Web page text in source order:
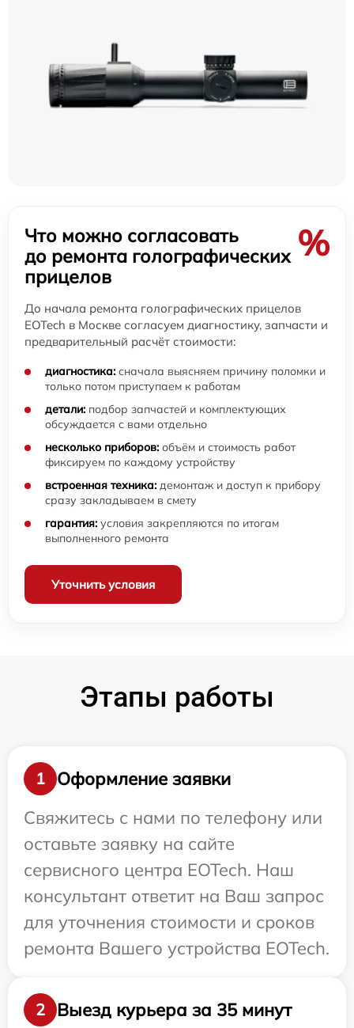
Что можно согласовать
до ремонта голографических
прицелов
%
До начала ремонта голографических прицелов
EOTech в Москве согласуем диагностику, запчасти и
предварительный расчёт стоимости:
диагностика: сначала выясняем причину поломки и
только потом приступаем к работам
детали: подбор запчастей и комплектующих
обсуждается с вами отдельно
несколько приборов: объём и стоимость работ
фиксируем по каждому устройству
встроенная техника: демонтаж и доступ к прибору
сразу закладываем в смету
гарантия: условия закрепляются по итогам
выполненного ремонта
Уточнить условия
Этапы работы
1
Оформление заявки
Свяжитесь с нами по телефону или
оставьте заявку на сайте
сервисного центра EOTech. Наш
консультант ответит на Ваш запрос
для уточнения стоимости и сроков
ремонта Вашего устройства EOTech.
2
Выезд курьера за 35 минут